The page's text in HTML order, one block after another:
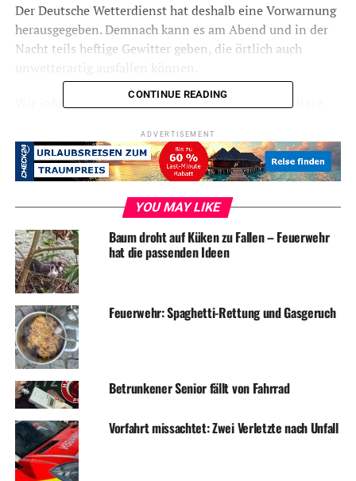
Der Deutsche Wetterdienst hat deshalb eine Vorwarnung
herausgegeben. Demnach kann es am Abend und in der
Nacht teils heftige Gewitter geben, die örtlich auch
Wir informieren im Laufe des Abends über die weitere
Archivbild
ADVERTISEMENT
RELATED TOPICS:
UP NEXT
Bauspielplatz startet
DON'T MISS
Diebe im Kindergarten
CONTINUE READING
ADVERTISEMENT
YOU MAY LIKE
Baum droht auf Küken zu Fallen – Feuerwehr
hat die passenden Ideen
Feuerwehr: Spaghetti-Rettung und Gasgeruch
Betrunkener Senior fällt von Fahrrad
Vorfahrt missachtet: Zwei Verletzte nach Unfall